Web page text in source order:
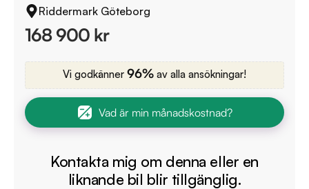
Riddermark Göteborg
168 900 kr
Vi godkänner 96% av alla ansökningar!
Vad är min månadskostnad?
Kontakta mig om denna eller en
liknande bil blir tillgänglig.